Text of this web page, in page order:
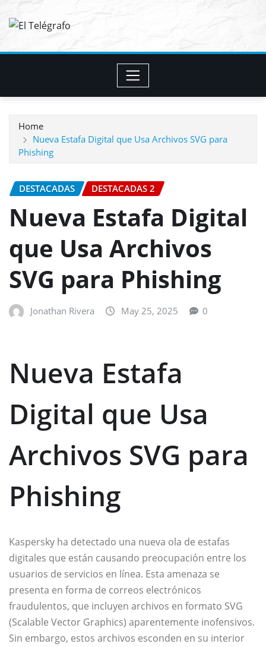
Home
Nueva Estafa Digital que Usa Archivos SVG para
Phishing
DESTACADAS DESTACADAS 2
Nueva Estafa Digital
que Usa Archivos
SVG para Phishing
Jonathan Rivera May 25, 2025 0
Nueva Estafa
Digital que Usa
Archivos SVG para
Phishing
Kaspersky ha detectado una nueva ola de estafas
digitales que están causando preocupación entre los
usuarios de servicios en línea. Esta amenaza se
presenta en forma de correos electrónicos
fraudulentos, que incluyen archivos en formato SVG
(Scalable Vector Graphics) aparentemente inofensivos.
Sin embargo, estos archivos esconden en su interior